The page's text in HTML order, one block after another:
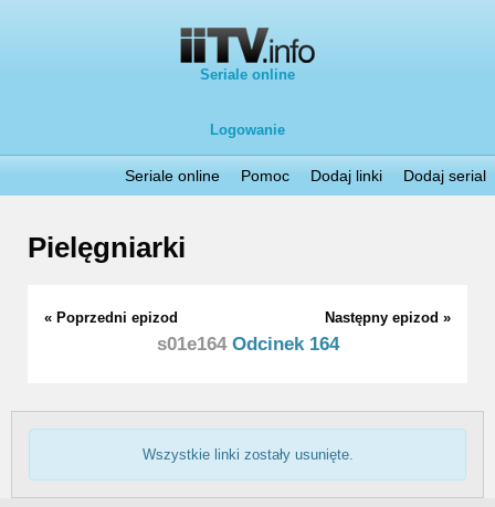
Seriale online
Logowanie
Seriale online Pomoc Dodaj linki Dodaj serial
Pielęgniarki
« Poprzedni epizod Następny epizod »
s01e164Odcinek 164
Wszystkie linki zostały usunięte.